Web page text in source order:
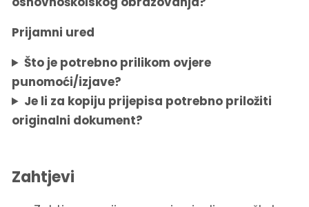
Prijamni ured
Što je potrebno prilikom ovjere
punomoći/izjave?
Je li za kopiju prijepisa potrebno priložiti
originalni dokument?
Zahtjevi